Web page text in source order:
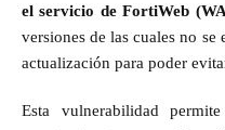
el servicio de FortiWeb
versiones de las cuales no
actualización para poder
Esta vulnerabilidad